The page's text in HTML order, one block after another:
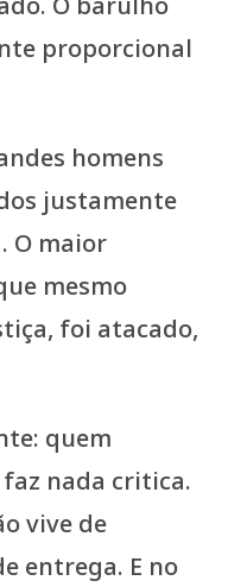
proporcional
homens
justamente
O maior
mesmo
foi atacado,
quem
nada critica.
vive de
entrega. E no